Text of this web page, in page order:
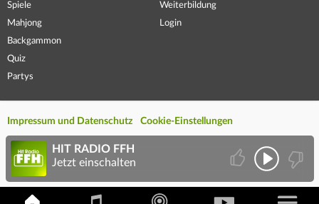
Spiele
Mahjong
Backgammon
Quiz
Partys
Weiterbildung
Login
Impressum und Datenschutz Cookie-Einstellungen
HIT RADIO FFH
Jetzt einschalten